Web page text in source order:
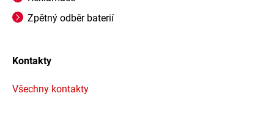
Zpětný odběr baterií
Kontakty
Všechny kontakty